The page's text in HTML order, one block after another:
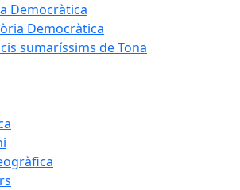
Democràtica
Democràtica
sumaríssims de Tona